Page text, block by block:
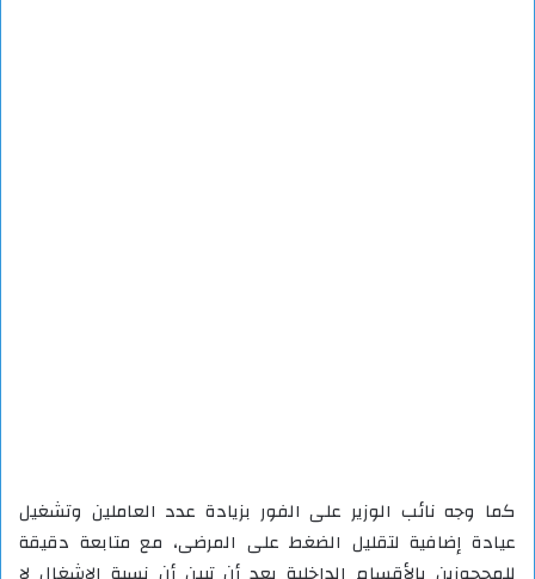
كما وجه نائب الوزير على الفور بزيادة عدد العاملين وتشغيل
عيادة إضافية لتقليل الضغط على المرضى، مع متابعة دقيقة